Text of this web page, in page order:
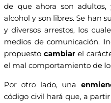
de que ahora son
alcohol y son libres. Se han
y diversos arrestos, los
medios de comunicación.
propuesto cambiarel
el mal comportamiento de
Por otro lado, una
código civil hará que, a